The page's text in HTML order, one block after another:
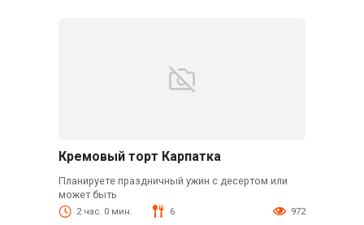
Кремовый торт Карпатка
Планируете праздничный ужин с десертом или
может быть
2 час. 0 мин. 6 972